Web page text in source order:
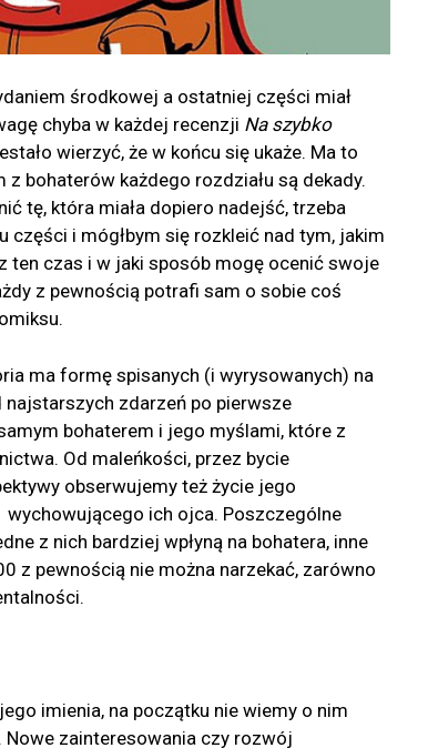
środkowej a ostatniej części miał
chyba w każdej recenzji Na szybko
wierzyć, że w końcu się ukaże. Ma to
bohaterów każdego rozdziału są dekady.
tę, która miała dopiero nadejść, trzeba
części i mógłbym się rozkleić nad tym, jakim
ten czas i w jaki sposób mogę ocenić swoje
z pewnością potrafi sam o sobie coś
ma formę spisanych (i wyrysowanych) na
najstarszych zdarzeń po pierwsze
bohaterem i jego myślami, które z
Od maleńkości, przez bycie
obserwujemy też życie jego
ich ojca. Poszczególne
z nich bardziej wpłyną na bohatera, inne
z pewnością nie można narzekać, zarówno
imienia, na początku nie wiemy o nim
Nowe zainteresowania czy rozwój